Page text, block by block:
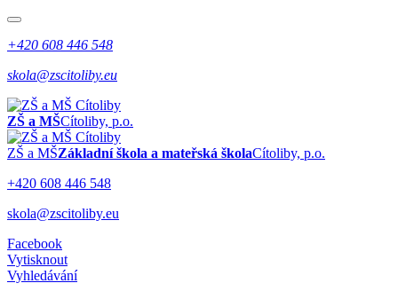
+420 608 446 548
skola@zscitoliby.eu
ZŠ a MŠCítoliby, p.o.
ZŠ a MŠZákladní škola a mateřská školaCítoliby, p.o.
+420 608 446 548
skola@zscitoliby.eu
Facebook
Vytisknout
Vyhledávání